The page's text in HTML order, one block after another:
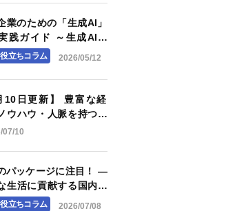
業のための「生成AI」
践ガイド ～生成AIを
こなし」、稼ぐ力の強
なげる～
立ちコラム 2026/05/12
10日更新】 豊富な経
ウハウ・人脈を持つ企
・OG人材（求職者）情
07/10
パッケージに注目！ ―
生活に貢献する国内外
対応パッケージ―
立ちコラム 2026/07/08